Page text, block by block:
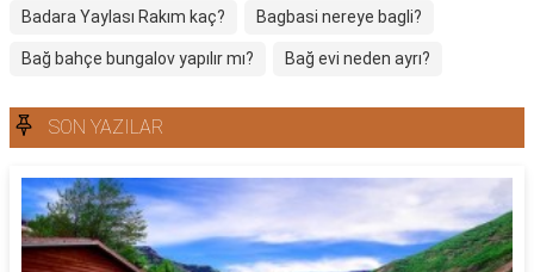
Badara Yaylası Rakım kaç? Bagbasi nereye bagli?
Bağ bahçe bungalov yapılır mı? Bağ evi neden ayrı?
SON YAZILAR